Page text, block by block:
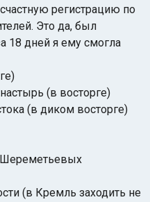
регистрацию по
Это да, был
18 дней я ему смогла
(в восторге)
(в диком восторге)
Шереметьевых
(в Кремль заходить не